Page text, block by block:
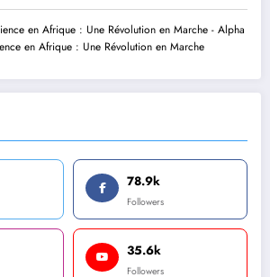
en Afrique : Une Révolution en Marche - Alpha
en Afrique : Une Révolution en Marche
78.9k
Followers
35.6k
Followers